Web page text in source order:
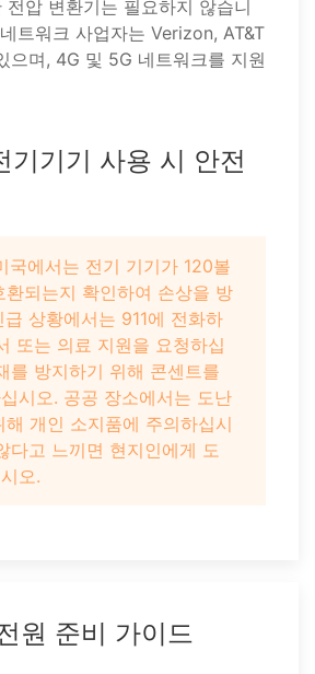
전압 변환기는 필요하지 않습니
트워크 사업자는 Verizon, AT&T
으며, 4G 및 5G 네트워크를 지원
기기기 사용 시 안전
국에서는 전기 기기가 120볼
환되는지 확인하여 손상을 방
상황에서는 911에 전화하
또는 의료 지원을 요청하십
를 방지하기 위해 콘센트를
시오. 공공 장소에서는 도난
해 개인 소지품에 주의하십시
다고 느끼면 현지인에게 도
오.
원 준비 가이드